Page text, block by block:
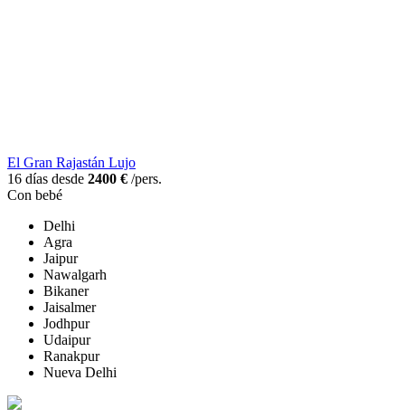
El Gran Rajastán Lujo
16 días desde 2400 € /pers.
Con bebé
Delhi
Agra
Jaipur
Nawalgarh
Bikaner
Jaisalmer
Jodhpur
Udaipur
Ranakpur
Nueva Delhi